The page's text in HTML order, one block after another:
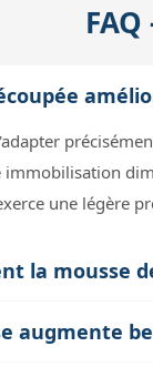
immobilisation
une légère
la mousse
offre une
augmente